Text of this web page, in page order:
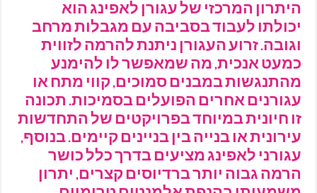
היתרון המרכזי של עגורן לאפינג הוא
יכולתו לעבוד בסביבה עם מגבלות מרחב
וגובה. זרוע העגורן ניתנת להרמה לזווית
כמעט אנכית, מה שמאפשר לו להימנע
מהתנגשות במבנים סמוכים, קווי מתח או
עגורנים אחרים הפועלים בסמיכות. תכונה
זו חיונית במיוחד בפרויקטים של התחדשות
עירונית או בנייה בין בניינים קיימים. בנוסף,
עגורני לאפינג מציעים בדרך כלל כושר
הרמה גבוה יותר ברדיוסים קצרים, יתרון